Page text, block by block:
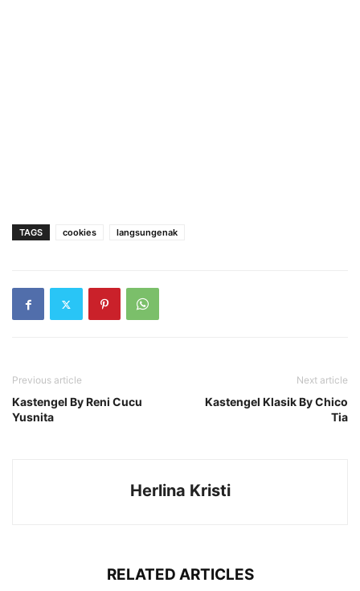
TAGS cookies langsungenak
Previous article
Kastengel By Reni Cucu
Yusnita
Next article
Kastengel Klasik By Chico
Tia
Herlina Kristi
RELATED ARTICLES